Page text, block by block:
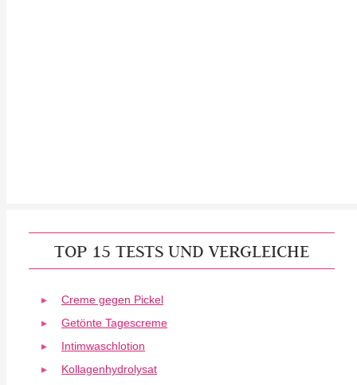
TOP 15 TESTS UND VERGLEICHE
Creme gegen Pickel
Getönte Tagescreme
Intimwaschlotion
Kollagenhydrolysat